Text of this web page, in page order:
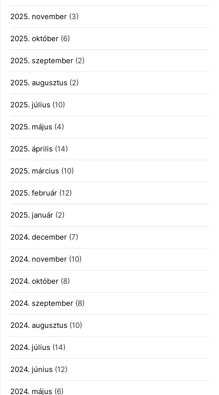
2025. november (3)
2025. október (6)
2025. szeptember (2)
2025. augusztus (2)
2025. július (10)
2025. május (4)
2025. április (14)
2025. március (10)
2025. február (12)
2025. január (2)
2024. december (7)
2024. november (10)
2024. október (8)
2024. szeptember (8)
2024. augusztus (10)
2024. július (14)
2024. június (12)
2024. május (6)